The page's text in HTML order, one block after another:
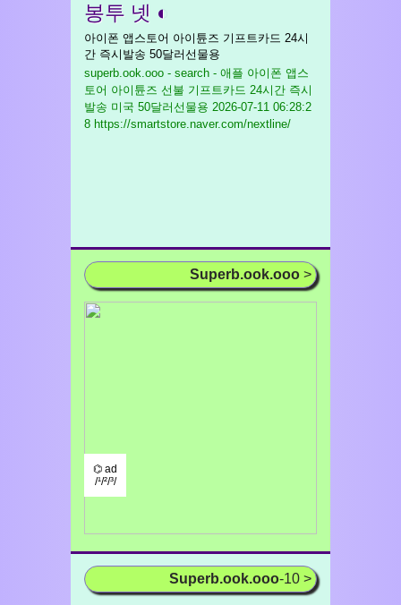
봉투 넷 ◐
아이폰 앱스토어 아이튠즈 기프트카드 24시
간 즉시발송 50달러선물용
superb.ook.ooo - search - 애플 아이폰 앱스
토어 아이튠즈 선불 기프트카드 24시간 즉시
발송 미국 50달러선물용 2026-07-11 06:28:2
8 https://smartstore.naver.com/nextline/
Superb.ook.ooo >
⌬ ad
/¹/²/³/
Superb.ook.ooo-10 >